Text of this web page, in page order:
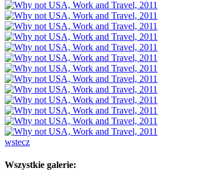
wstecz
Wszystkie galerie: